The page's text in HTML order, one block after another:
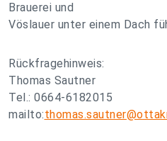
Brauerei und
Vöslauer unter einem Dach
Rückfragehinweis:
Thomas Sautner
Tel.: 0664-6182015
mailto: